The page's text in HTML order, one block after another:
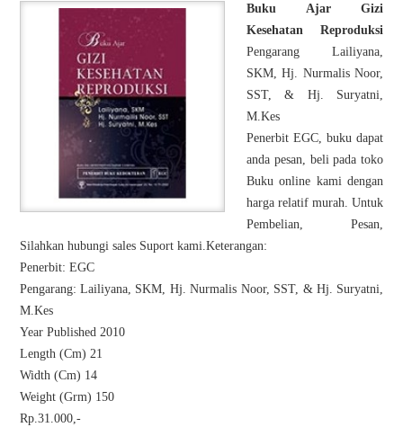
Buku Ajar Gizi
Kesehatan Reproduksi
Pengarang Lailiyana,
SKM, Hj. Nurmalis Noor,
SST, & Hj. Suryatni,
M.Kes
Penerbit EGC, buku dapat
anda pesan, beli pada toko
Buku online kami dengan
harga relatif murah. Untuk
Pembelian, Pesan,
Silahkan hubungi sales Suport kami.Keterangan:
Penerbit: EGC
Pengarang: Lailiyana, SKM, Hj. Nurmalis Noor, SST, & Hj. Suryatni,
M.Kes
Year Published 2010
Length (Cm) 21
Width (Cm) 14
Weight (Grm) 150
Rp.31.000,-